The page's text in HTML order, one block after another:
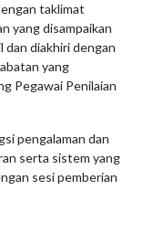
taklimat
yang disampaikan
dan diakhiri dengan
yang
Pegawai Penilaian
pengalaman dan
serta sistem yang
sesi pemberian